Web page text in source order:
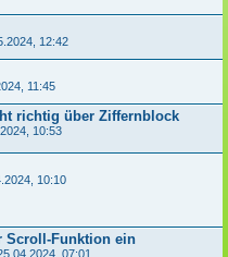
12:42
11:45
richtig über Ziffernblock
10:53
10:10
Scroll-Funktion ein
07:01